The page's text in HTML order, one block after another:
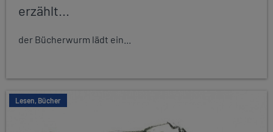
erzählt...
der Bücherwurm lädt ein...
Lesen, Bücher